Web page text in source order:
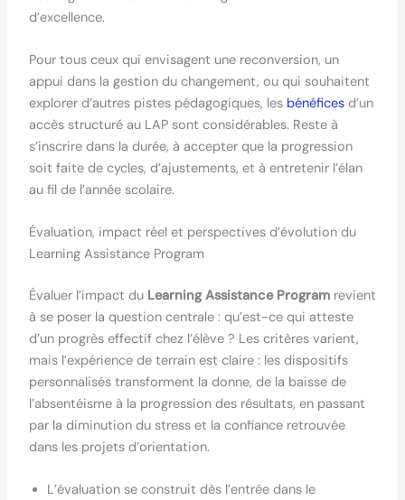
d’excellence.
Pour tous ceux qui envisagent une reconversion, un
appui dans la gestion du changement, ou qui souhaitent
explorer d’autres pistes pédagogiques, les bénéficesd’un
accès structuré au LAP sont considérables. Reste à
s’inscrire dans la durée, à accepter que la progression
soit faite de cycles, d’ajustements, et à entretenir l’élan
au fil de l’année scolaire.
Évaluation, impact réel et perspectives d’évolution du
Learning Assistance Program
Évaluer l’impact du Learning Assistance Programrevient
à se poser la question centrale : qu’est-ce qui atteste
d’un progrès effectif chez l’élève ? Les critères varient,
mais l’expérience de terrain est claire : les dispositifs
personnalisés transforment la donne, de la baisse de
l’absentéisme à la progression des résultats, en passant
par la diminution du stress et la confiance retrouvée
dans les projets d’orientation.
L’évaluation se construit dès l’entrée dans le